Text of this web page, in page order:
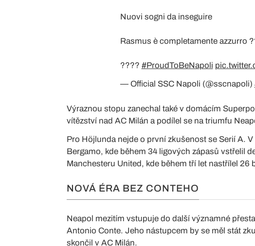
Nuovi sogni da inseguire
Rasmus è completamente azzurro
???? #ProudToBeNapoli
— Official SSC Napoli (@sscnapoli)
Výraznou stopu zanechal také v domácím
vítězství nad AC Milán a podílel se na triumfu
Pro Höjlunda nejde o první zkušenost se Serií A.
Bergamo, kde během 34 ligových zápasů vstřelil
Manchesteru United, kde během tří let nastřílel 26
NOVÁ ÉRA BEZ CONTEHO
Neapol mezitím vstupuje do další významné
Antonio Conte. Jeho nástupcem by se měl stát
skončil v AC Milán.